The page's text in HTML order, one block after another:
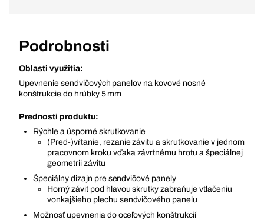
Podrobnosti
Oblasti využitia:
Upevnenie sendvičových panelov na kovové nosné
konštrukcie do hrúbky 5 mm
Prednosti produktu:
Rýchle a úsporné skrutkovanie
(Pred-)vŕtanie, rezanie závitu a skrutkovanie v jednom
pracovnom kroku vďaka závrtnému hrotu a špeciálnej
geometrii závitu
Špeciálny dizajn pre sendvičové panely
Horný závit pod hlavou skrutky zabraňuje vtlačeniu
vonkajšieho plechu sendvičového panelu
Možnosť upevnenia do oceľových konštrukcií